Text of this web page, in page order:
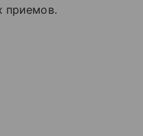
приемов.